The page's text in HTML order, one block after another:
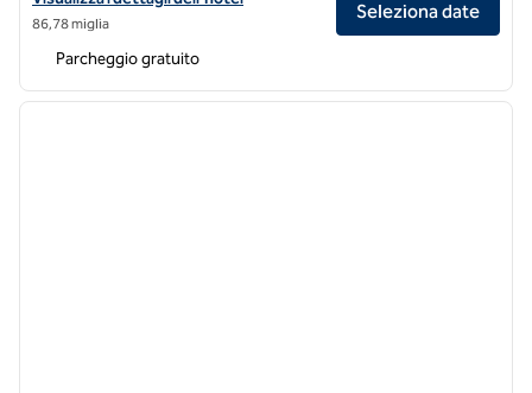
86,78 miglia
Seleziona date
Parcheggio gratuito
1 di 12